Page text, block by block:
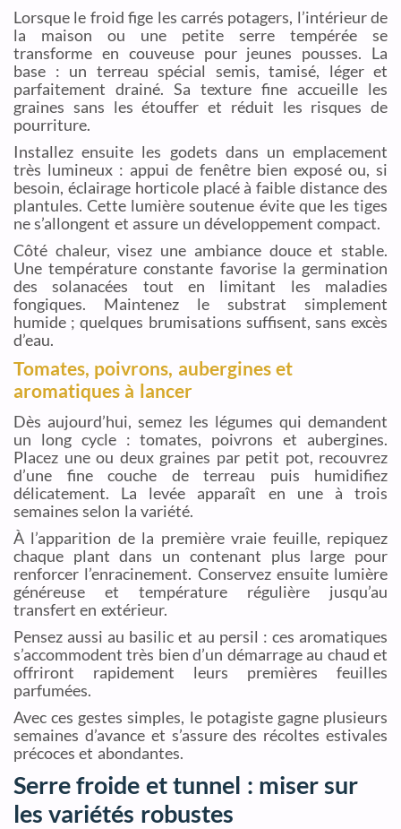
Lorsque le froid fige les carrés potagers, l’intérieur de
la maison ou une petite serre tempérée se
transforme en couveuse pour jeunes pousses. La
base : un terreau spécial semis, tamisé, léger et
parfaitement drainé. Sa texture fine accueille les
graines sans les étouffer et réduit les risques de
pourriture.
Installez ensuite les godets dans un emplacement
très lumineux : appui de fenêtre bien exposé ou, si
besoin, éclairage horticole placé à faible distance des
plantules. Cette lumière soutenue évite que les tiges
ne s’allongent et assure un développement compact.
Côté chaleur, visez une ambiance douce et stable.
Une température constante favorise la germination
des solanacées tout en limitant les maladies
fongiques. Maintenez le substrat simplement
humide ; quelques brumisations suffisent, sans excès
d’eau.
Tomates, poivrons, aubergines et
aromatiques à lancer
Dès aujourd’hui, semez les légumes qui demandent
un long cycle : tomates, poivrons et aubergines.
Placez une ou deux graines par petit pot, recouvrez
d’une fine couche de terreau puis humidifiez
délicatement. La levée apparaît en une à trois
semaines selon la variété.
À l’apparition de la première vraie feuille, repiquez
chaque plant dans un contenant plus large pour
renforcer l’enracinement. Conservez ensuite lumière
généreuse et température régulière jusqu’au
transfert en extérieur.
Pensez aussi au basilic et au persil : ces aromatiques
s’accommodent très bien d’un démarrage au chaud et
offriront rapidement leurs premières feuilles
parfumées.
Avec ces gestes simples, le potagiste gagne plusieurs
semaines d’avance et s’assure des récoltes estivales
précoces et abondantes.
Serre froide et tunnel : miser sur
les variétés robustes